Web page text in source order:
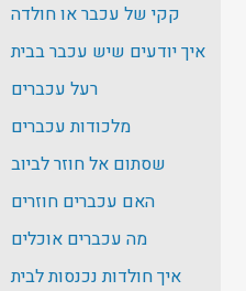
קקי של עכבר או חולדה
איך יודעים שיש עכבר בבית
רעל עכברים
מלכודות עכברים
שסתום אל חוזר לביוב
האם עכברים חוזרים
מה עכברים אוכלים
איך חולדות נכנסות לבית